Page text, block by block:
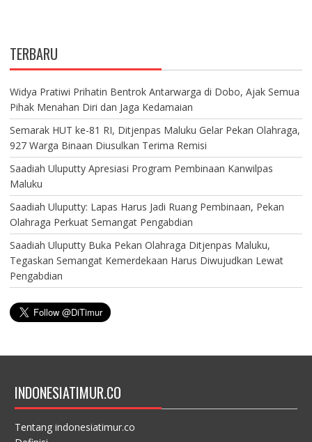
TERBARU
Widya Pratiwi Prihatin Bentrok Antarwarga di Dobo, Ajak Semua
Pihak Menahan Diri dan Jaga Kedamaian
Semarak HUT ke-81 RI, Ditjenpas Maluku Gelar Pekan Olahraga,
927 Warga Binaan Diusulkan Terima Remisi
Saadiah Uluputty Apresiasi Program Pembinaan Kanwilpas
Maluku
Saadiah Uluputty: Lapas Harus Jadi Ruang Pembinaan, Pekan
Olahraga Perkuat Semangat Pengabdian
Saadiah Uluputty Buka Pekan Olahraga Ditjenpas Maluku,
Tegaskan Semangat Kemerdekaan Harus Diwujudkan Lewat
Pengabdian
INDONESIATIMUR.CO
Tentang indonesiatimur.co